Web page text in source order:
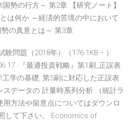
勢の行方～ 第2章 【研究ノート】
は何か ～経済的苦境の中において
の真意とは～ 第3章
験問題（2018年）（176.1KB・） ·
『最適投資戦略』第1刷_正誤表
工学の基礎, 第5刷に対応した正誤表
データの 計量時系列分析 （統計ラ
方法や留意点についてはダウンロ
して下さい。 Economics of